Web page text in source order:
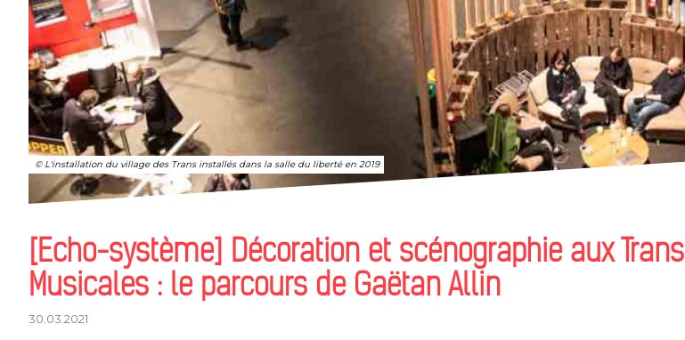
© L'installation du village des Trans installés dans la salle du liberté en 2019
[Echo-système] Décoration et scénographie aux Trans
Musicales : le parcours de Gaëtan Allin
30.03.2021